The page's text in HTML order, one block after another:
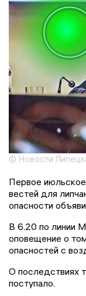
© Новости
Первое
вестей для
опасности
В 6.20 по линии
оповещение о
опасностей с
О последствиях
поступало.